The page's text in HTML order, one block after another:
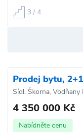
3 / 4
Prodej bytu,
Sídl. Škorna,
4 350 000 Kč
Nabídněte cenu